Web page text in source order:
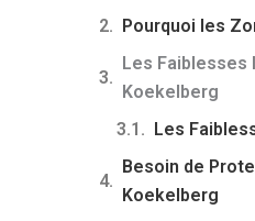
Pourquoi les
Les Faiblesses
Koekelberg
Les
Besoin de
Koekelberg